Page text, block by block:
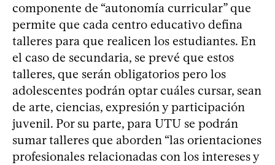
componente de “autonomía curricular” que
permite que cada centro educativo defina
talleres para que realicen los estudiantes. En
el caso de secundaria, se prevé que estos
talleres, que serán obligatorios pero los
adolescentes podrán optar cuáles cursar, sean
de arte, ciencias, expresión y participación
juvenil. Por su parte, para UTU se podrán
sumar talleres que aborden “las orientaciones
profesionales relacionadas con los intereses y